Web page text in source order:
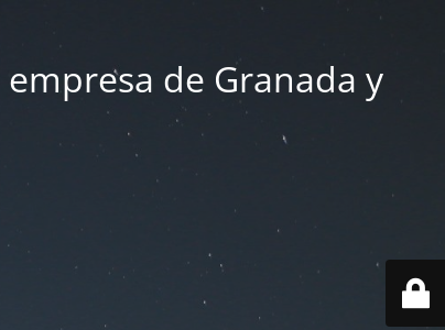
de Granada y